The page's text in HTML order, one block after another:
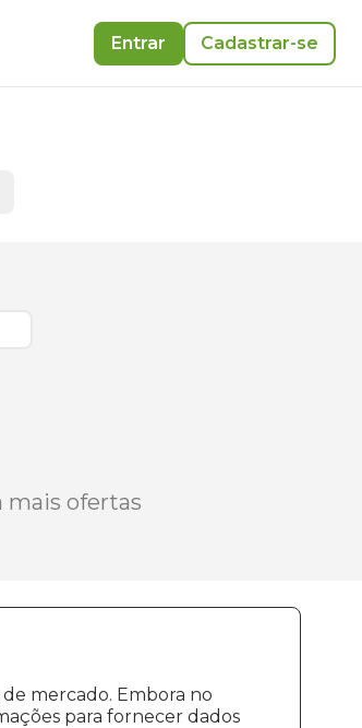
Entrar Cadastrar-se
mais ofertas
mercado. Embora no
para fornecer dados